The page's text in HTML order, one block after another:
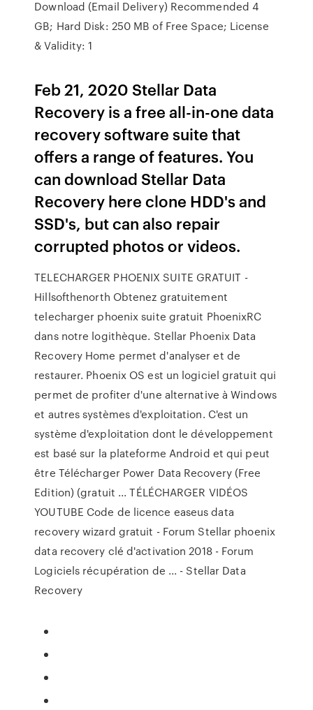
Download (Email Delivery) Recommended 4
GB; Hard Disk: 250 MB of Free Space; License
& Validity: 1
Feb 21, 2020 Stellar Data
Recovery is a free all-in-one data
recovery software suite that
offers a range of features. You
can download Stellar Data
Recovery here clone HDD's and
SSD's, but can also repair
corrupted photos or videos.
TELECHARGER PHOENIX SUITE GRATUIT -
Hillsofthenorth Obtenez gratuitement
telecharger phoenix suite gratuit PhoenixRC
dans notre logithèque. Stellar Phoenix Data
Recovery Home permet d'analyser et de
restaurer. Phoenix OS est un logiciel gratuit qui
permet de profiter d'une alternative à Windows
et autres systèmes d'exploitation. C'est un
système d'exploitation dont le développement
est basé sur la plateforme Android et qui peut
être Télécharger Power Data Recovery (Free
Edition) (gratuit ... TÉLÉCHARGER VIDÉOS
YOUTUBE Code de licence easeus data
recovery wizard gratuit - Forum Stellar phoenix
data recovery clé d'activation 2018 - Forum
Logiciels récupération de ... - Stellar Data
Recovery